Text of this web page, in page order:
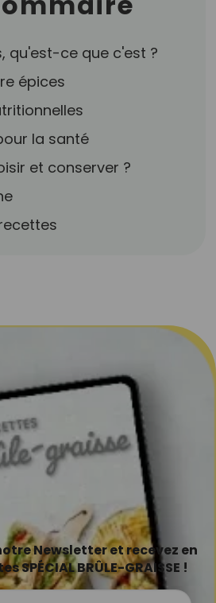
qu'est-ce que c'est ?
épices
la santé
et conserver ?
Newsletter et recevez en
SPÉCIAL BRÛLE-GRAISSE !